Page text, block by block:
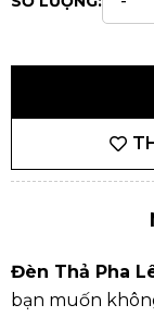
Đèn Thả Pha
bạn muốn